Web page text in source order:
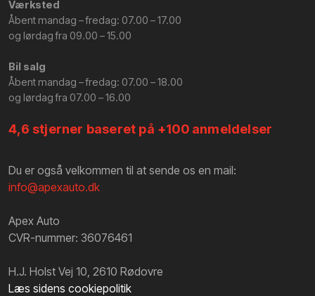
Værksted
​Åbent mandag – fredag: 07.00 – 17.00
​og lørdag fra 09.00 – 15.00
Bil salg
Åbent mandag – fredag: 07.00 – 18.00
​og lørdag fra 07.00 – 16.00
4,6 stjerner baseret på +100 anmeldelser
Du er også velkommen til at sende os en mail:
info@apexauto.dk
Apex Auto
CVR-nummer: 36076461
H.J. Holst Vej 10, 2610 Rødovre
Læs sidens cookiepolitik